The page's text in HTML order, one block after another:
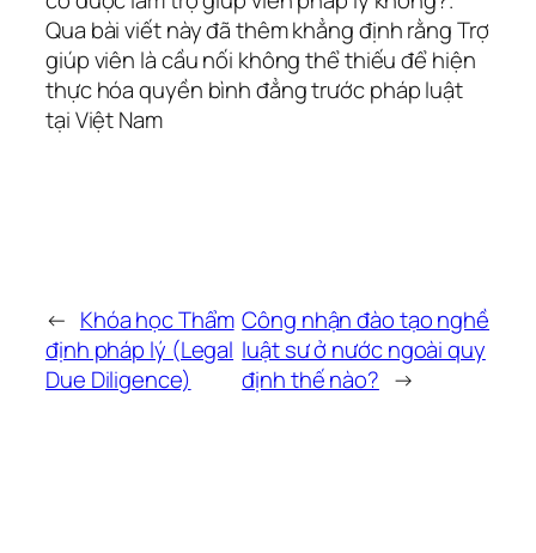
Qua bài viết này đã thêm khẳng định rằng Trợ
giúp viên là cầu nối không thể thiếu để hiện
thực hóa quyền bình đẳng trước pháp luật
tại Việt Nam
← Khóa học Thẩm
định pháp lý (Legal
Due Diligence)
Công nhận đào tạo nghề
luật sư ở nước ngoài quy
định thế nào? →